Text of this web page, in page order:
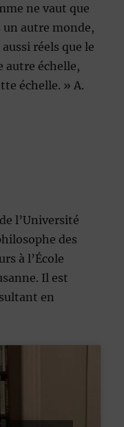
ne vaut que
autre monde,
réels que le
autre échelle,
échelle. » A.
l’Université
des
à l’École
Il est
en